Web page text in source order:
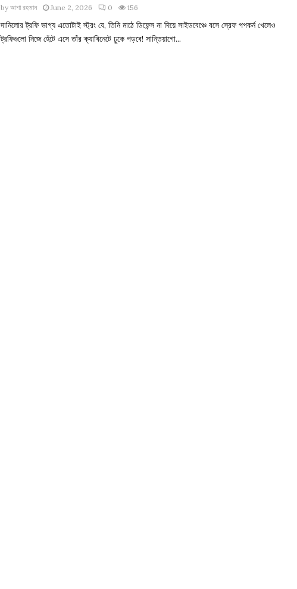
byআশা রহমান June 2, 2026 0 156
দানিলোর ট্রফি ভাগ্য এতোটাই স্ট্রং যে, তিনি মাঠে ডিফেন্স না দিয়ে সাইডবেঞ্চে বসে স্রেফ পপকর্ন খেলেও
ট্রফিগুলো নিজে হেঁটে এসে তাঁর ক্যাবিনেটে ঢুকে পড়বে! সান্তিয়াগো...